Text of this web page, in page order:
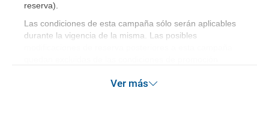
reserva)
Las condiciones de esta campaña sólo serán aplicables
durante la vigencia de la misma. Las posibles
Ver más